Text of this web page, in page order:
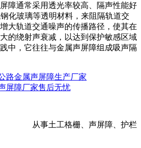
障通常采用透光率较高、隔声性能好
化玻璃等透明材料，来阻隔轨道交
大轨道交通噪声的传播路径，使其在
的绕射声衰减，以达到保护敏感区域
中，它往往与金属声屏障组成吸声隔
路金属声屏障生产厂家
屏障厂家售后无忧
从事土工格栅、声屏障、护栏